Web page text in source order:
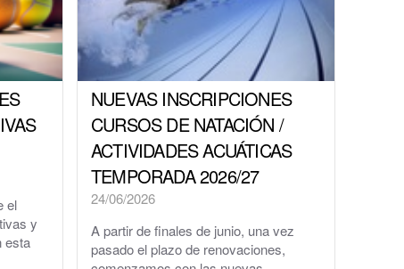
el
y
esta
NUEVAS INSCRIPCIONES
CURSOS DE NATACIÓN /
ACTIVIDADES ACUÁTICAS
TEMPORADA 2026/27
24/06/2026
A partir de finales de junio, una vez
pasado el plazo de renovaciones,